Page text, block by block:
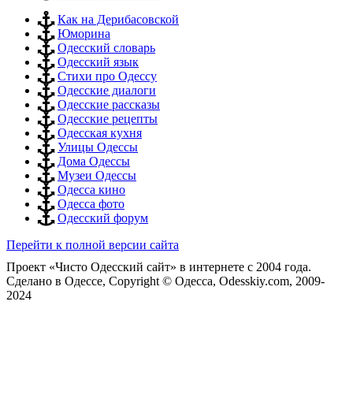
Как на Дерибасовской
Юморина
Одесский словарь
Одесский язык
Стихи про Одессу
Одесские диалоги
Одесские рассказы
Одесские рецепты
Одесская кухня
Улицы Одессы
Дома Одессы
Музеи Одессы
Одесса кино
Одесса фото
Одесский форум
Перейти к полной версии сайта
Проект «Чисто Одесский сайт» в интернете с 2004 года.
Сделано в Одессе, Copyright © Одесса, Odesskiy.com, 2009-
2024